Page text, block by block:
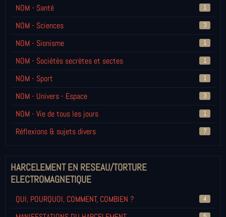
NOM - Santé 1
NOM - Sciences 3
NOM - Sionisme 1
NOM - Sociétés secrètes et sectes 1
NOM - Sport 1
NOM - Univers - Espace 3
NOM - Vie de tous les jours 1
Réflexions & sujets divers 7
HARCELEMENT EN RESEAU/TORTURE
ELECTROMAGNETIQUE
QUI, POURQUOI, COMMENT, COMBIEN ? 4